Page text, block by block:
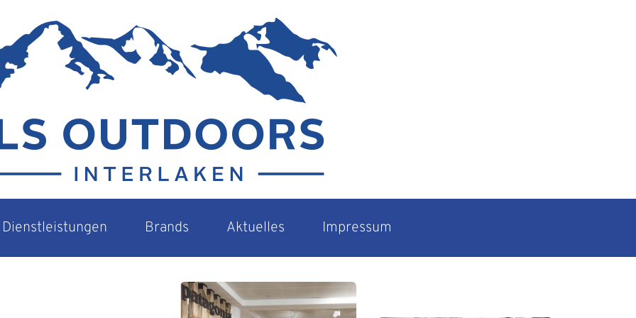
Dienstleistungen Brands Aktuelles Impressum